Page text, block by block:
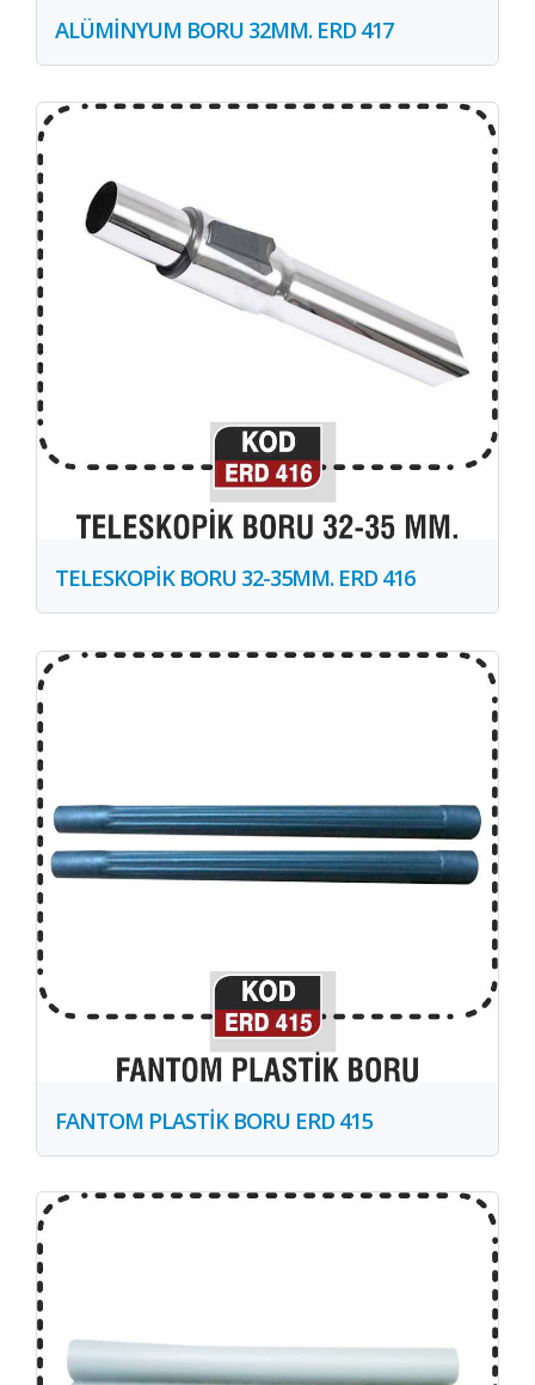
ALÜMİNYUM BORU 32MM. ERD 417
TELESKOPİK BORU 32-35MM. ERD 416
FANTOM PLASTİK BORU ERD 415